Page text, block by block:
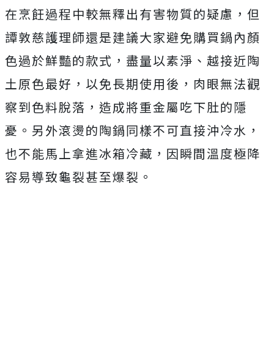
在烹飪過程中較無釋出有害物質的疑慮，但
譚敦慈護理師還是建議大家避免購買鍋內顏
色過於鮮豔的款式，盡量以素淨、越接近陶
土原色最好，以免長期使用後，肉眼無法觀
察到色料脫落，造成將重金屬吃下肚的隱
憂。另外滾燙的陶鍋同樣不可直接沖冷水，
也不能馬上拿進冰箱冷藏，因瞬間溫度極降
容易導致龜裂甚至爆裂。